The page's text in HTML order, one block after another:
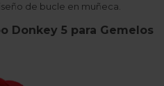
de bucle en muñeca.
Donkey 5 para Gemelos